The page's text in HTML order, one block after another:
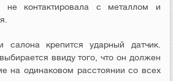
не контактировала с металлом и
салона крепится ударный датчик.
ввиду того, что он должен
на одинаковом расстоянии со всех